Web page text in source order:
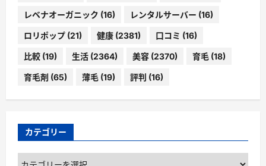
レベナオーガニック (16) レンタルサーバー (16)
ロリポップ (21) 健康 (2381) 口コミ (16)
比較 (19) 生活 (2364) 美容 (2370) 育毛 (18)
育毛剤 (65) 薄毛 (19) 評判 (16)
カテゴリー
カ